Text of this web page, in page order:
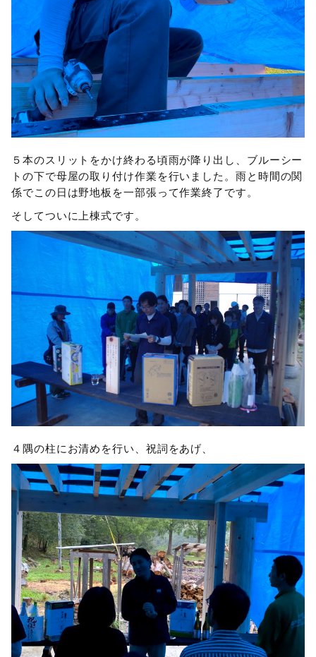
５本のスリットをかけ終わる頃雨が降り出し、ブルーシー
トの下で母屋の取り付け作業を行いました。雨と時間の関
係でこの日は野地板を一部張って作業終了です。
そしてついに上棟式です。
４隅の柱にお清めを行い、祝詞をあげ、